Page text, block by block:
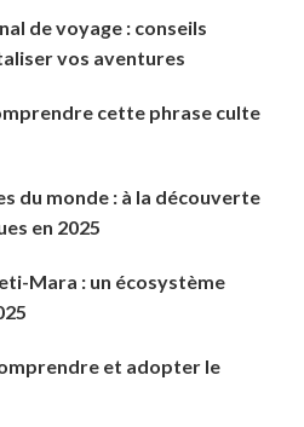
de voyage : conseils
vos aventures
cette phrase culte
du monde : à la découverte
en 2025
Mara : un écosystème
et adopter le